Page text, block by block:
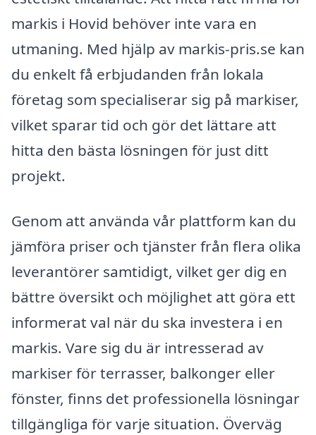
markis i Hovid behöver inte vara en
utmaning. Med hjälp av markis-pris.se kan
du enkelt få erbjudanden från lokala
företag som specialiserar sig på markiser,
vilket sparar tid och gör det lättare att
hitta den bästa lösningen för just ditt
projekt.
Genom att använda vår plattform kan du
jämföra priser och tjänster från flera olika
leverantörer samtidigt, vilket ger dig en
bättre översikt och möjlighet att göra ett
informerat val när du ska investera i en
markis. Vare sig du är intresserad av
markiser för terrasser, balkonger eller
fönster, finns det professionella lösningar
tillgängliga för varje situation. Överväg